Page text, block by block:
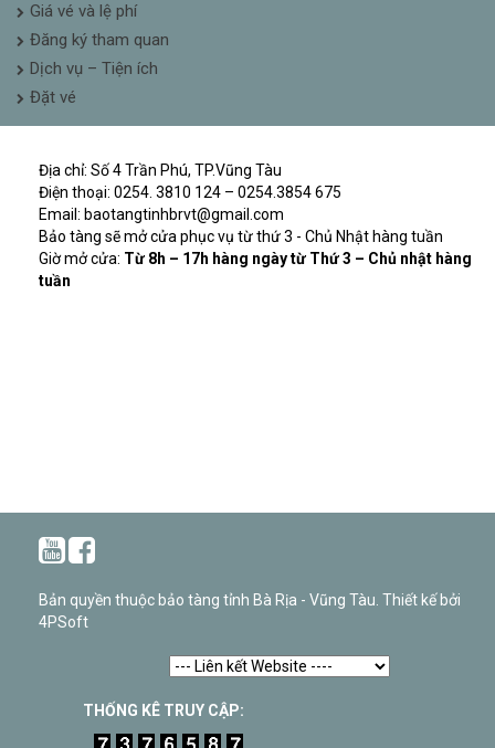
Giá vé và lệ phí
Đăng ký tham quan
Dịch vụ – Tiện ích
Đặt vé
Địa chỉ: Số 4 Trần Phú, TP.Vũng Tàu
Điện thoại: 0254. 3810 124 – 0254.3854 675
Email: baotangtinhbrvt@gmail.com
Bảo tàng sẽ mở cửa phục vụ từ thứ 3 - Chủ Nhật hàng tuần
Giờ mở cửa: Từ 8h – 17h hàng ngày từ Thứ 3 – Chủ nhật hàng
tuần
Bản quyền thuộc bảo tàng tỉnh Bà Rịa - Vũng Tàu. Thiết kế bởi
4PSoft
THỐNG KÊ TRUY CẬP: